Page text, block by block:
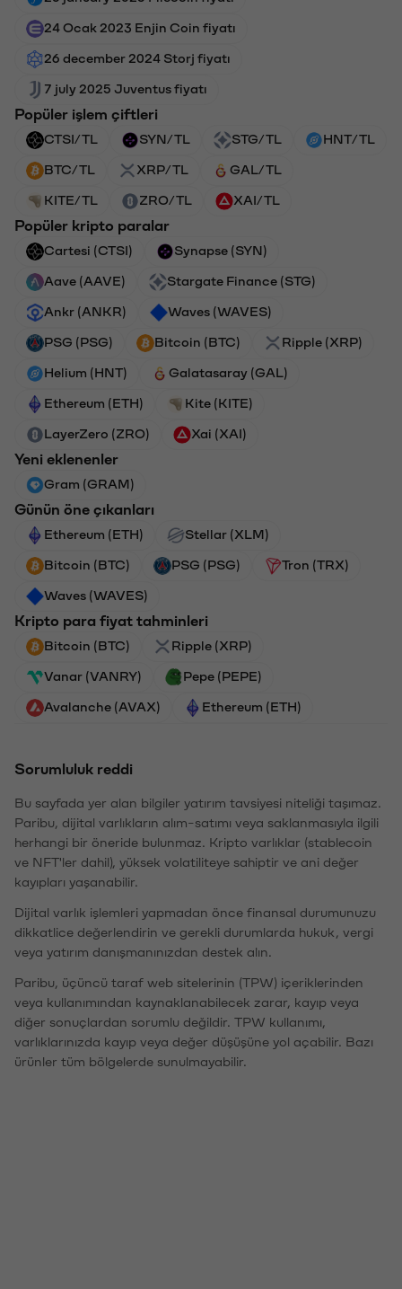
24 Ocak 2023 Enjin Coin fiyatı
26 december 2024 Storj fiyatı
7 july 2025 Juventus fiyatı
Popüler işlem çiftleri
CTSI/TL SYN/TL STG/TL HNT/TL
BTC/TL XRP/TL GAL/TL
KITE/TL ZRO/TL XAI/TL
Popüler kripto paralar
Cartesi (CTSI) Synapse (SYN)
Aave (AAVE) Stargate Finance (STG)
Ankr (ANKR) Waves (WAVES)
PSG (PSG) Bitcoin (BTC) Ripple (XRP)
Helium (HNT) Galatasaray (GAL)
Ethereum (ETH) Kite (KITE)
LayerZero (ZRO) Xai (XAI)
Yeni eklenenler
Gram (GRAM)
Günün öne çıkanları
Ethereum (ETH) Stellar (XLM)
Bitcoin (BTC) PSG (PSG) Tron (TRX)
Waves (WAVES)
Kripto para fiyat tahminleri
Bitcoin (BTC) Ripple (XRP)
Vanar (VANRY) Pepe (PEPE)
Avalanche (AVAX) Ethereum (ETH)
Sorumluluk reddi
Bu sayfada yer alan bilgiler yatırım tavsiyesi niteliği taşımaz.
Paribu, dijital varlıkların alım-satımı veya saklanmasıyla ilgili
herhangi bir öneride bulunmaz. Kripto varlıklar (stablecoin
ve NFT'ler dahil), yüksek volatiliteye sahiptir ve ani değer
kayıpları yaşanabilir.
Dijital varlık işlemleri yapmadan önce finansal durumunuzu
dikkatlice değerlendirin ve gerekli durumlarda hukuk, vergi
veya yatırım danışmanınızdan destek alın.
Paribu, üçüncü taraf web sitelerinin (TPW) içeriklerinden
veya kullanımından kaynaklanabilecek zarar, kayıp veya
diğer sonuçlardan sorumlu değildir. TPW kullanımı,
varlıklarınızda kayıp veya değer düşüşüne yol açabilir. Bazı
ürünler tüm bölgelerde sunulmayabilir.